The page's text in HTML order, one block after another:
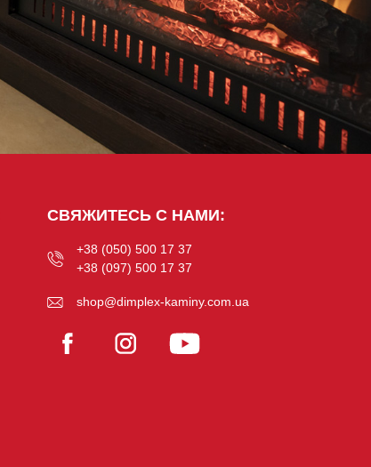
СВЯЖИТЕСЬ С НАМИ:
+38 (050) 500 17 37
+38 (097) 500 17 37
shop@dimplex-kaminy.com.ua